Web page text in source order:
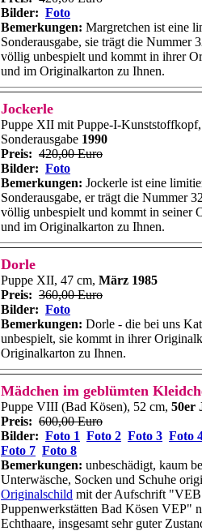
Bilder: Foto
Bemerkungen: Margretchen ist eine
Sonderausgabe, sie trägt die Nummer
völlig unbespielt und kommt in ihrer
und im Originalkarton zu Ihnen.
Jockerle
Puppe XII mit Puppe-I-
Sonderausgabe 1990
Preis: 420,00 Euro
Bilder: Foto
Bemerkungen: Jockerle ist eine
Sonderausgabe, er trägt die Nummer
völlig unbespielt und kommt in seiner
und im Originalkarton zu Ihnen.
Dorle
Puppe XII, 47 cm, März 1985
Preis: 360,00 Euro
Bilder: Foto
Bemerkungen: Dorle - die bei uns
unbespielt, sie kommt in ihrer
Originalkarton zu Ihnen.
Mädchen im geblümten
Puppe VIII (Bad Kösen), 52 cm, 50er
Preis: 600,00 Euro
Bilder: Foto 1 Foto 2 Foto 3 Foto
Foto 7 Foto 8
Bemerkungen: unbeschädigt, kaum
Unterwäsche, Socken und Schuhe
Originalschild mit der Aufschrift
Puppenwerkstätten Bad Kösen VEP"
Echthaare, insgesamt sehr guter